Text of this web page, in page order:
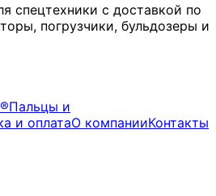
спецтехники с доставкой по
погрузчики, бульдозеры и
Пальцы и
и оплатаО компанииКонтакты